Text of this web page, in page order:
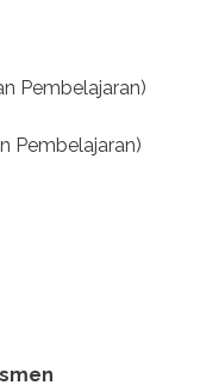
Pembelajaran)
Pembelajaran)